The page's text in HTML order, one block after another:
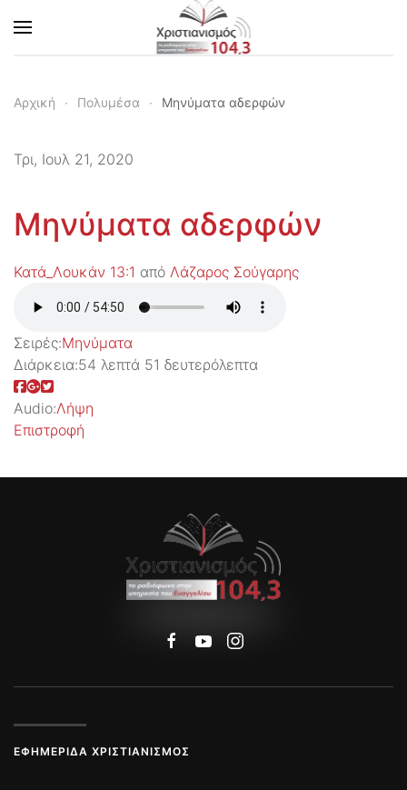
Skip to main content
Αρχική Πολυμέσα Μηνύματα αδερφών
Τρι, Ιουλ 21, 2020
Μηνύματα αδερφών
Κατά_Λουκάν 13:1 από Λάζαρος Σούγαρης
Σειρές:Μηνύματα
Διάρκεια:54 λεπτά 51 δευτερόλεπτα
Audio:Λήψη
Επιστροφή
ΕΦΗΜΕΡΊΔΑ ΧΡΙΣΤΙΑΝΙΣΜΌΣ